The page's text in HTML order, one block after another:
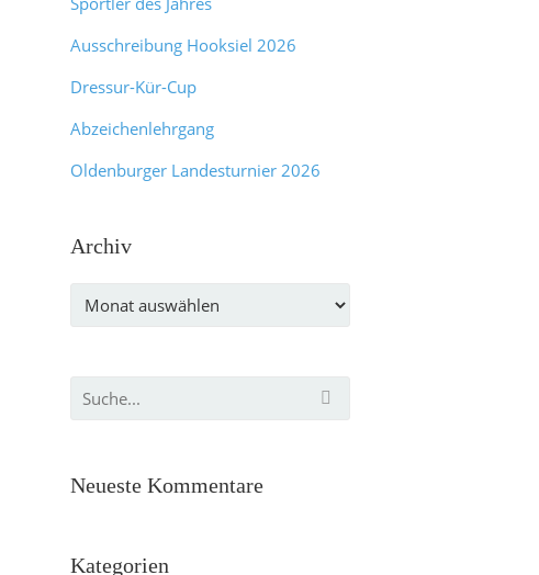
Ausschreibung Hooksiel 2026
Dressur-Kür-Cup
Abzeichenlehrgang
Oldenburger Landesturnier 2026
Archiv
Archiv
Neueste Kommentare
Kategorien